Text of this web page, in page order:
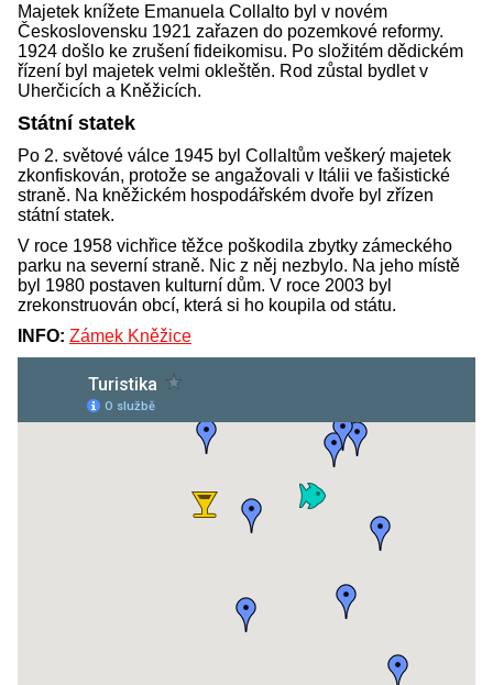
Majetek knížete Emanuela Collalto byl v novém
Československu 1921 zařazen do pozemkové reformy.
1924 došlo ke zrušení fideikomisu. Po složitém dědickém
řízení byl majetek velmi okleštěn. Rod zůstal bydlet v
Uherčicích a Kněžicích.
Státní statek
Po 2. světové válce 1945 byl Collaltům veškerý majetek
zkonfiskován, protože se angažovali v Itálii ve fašistické
straně. Na kněžickém hospodářském dvoře byl zřízen
státní statek.
V roce 1958 vichřice těžce poškodila zbytky zámeckého
parku na severní straně. Nic z něj nezbylo. Na jeho místě
byl 1980 postaven kulturní dům. V roce 2003 byl
zrekonstruován obcí, která si ho koupila od státu.
INFO: Zámek Kněžice